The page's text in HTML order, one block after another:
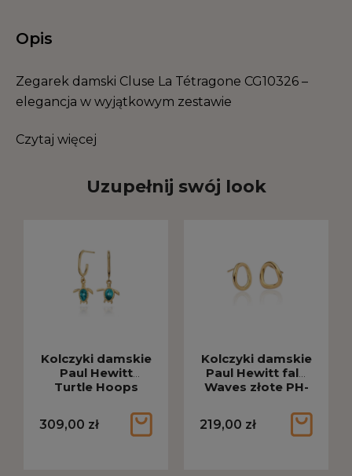
Opis
Zegarek damski Cluse La Tétragone CG10326 –
elegancja w wyjątkowym zestawie
Czytaj więcej
Uzupełnij swój look
Kolczyki damskie
Paul Hewitt
Turtle Hoops
309,00 zł
Kolczyki damskie
Paul Hewitt fale
Waves złote PH-
219,00 zł